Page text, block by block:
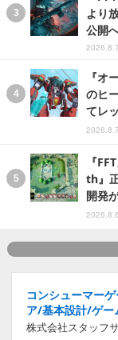
より
公開
『オ
のヒ
てレ
『
th』
開発
コンシューマー
ア/基本設計/ゲー
株式会社スタッフ